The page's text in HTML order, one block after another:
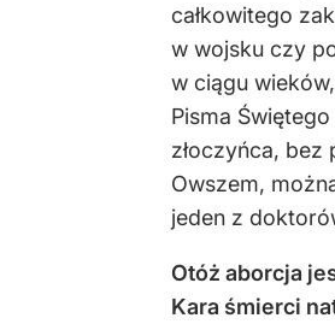
całkowitego
w wojsku czy
w ciągu
Pisma
złoczyńca,
Owszem,
jeden z
Otóż aborcja
Kara śmierci